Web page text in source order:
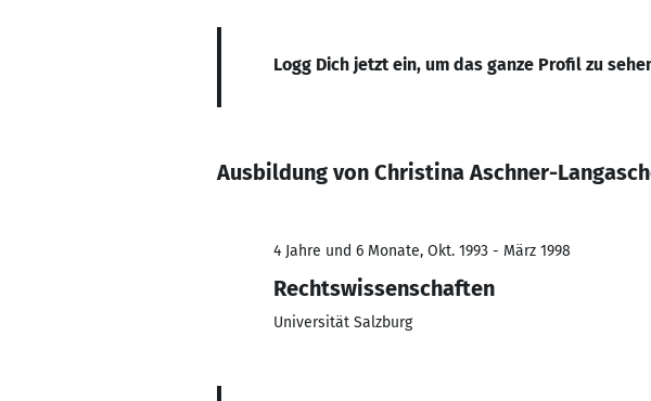
Logg Dich jetzt ein, um das ganze Profil zu
Ausbildung von Christina Aschner-
4 Jahre und 6 Monate, Okt. 1993 - März 1998
Rechtswissenschaften
Universität Salzburg